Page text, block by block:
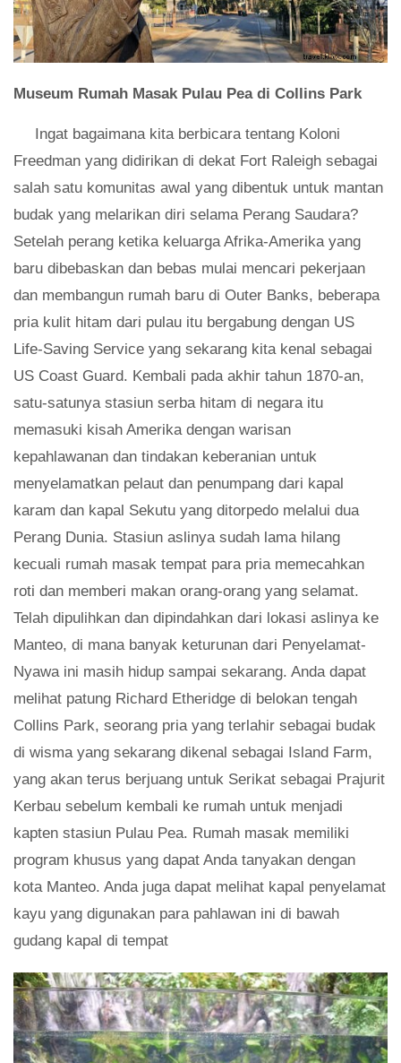
Museum Rumah Masak Pulau Pea di Collins Park
Ingat bagaimana kita berbicara tentang Koloni
Freedman yang didirikan di dekat Fort Raleigh sebagai
salah satu komunitas awal yang dibentuk untuk mantan
budak yang melarikan diri selama Perang Saudara?
Setelah perang ketika keluarga Afrika-Amerika yang
baru dibebaskan dan bebas mulai mencari pekerjaan
dan membangun rumah baru di Outer Banks, beberapa
pria kulit hitam dari pulau itu bergabung dengan US
Life-Saving Service yang sekarang kita kenal sebagai
US Coast Guard. Kembali pada akhir tahun 1870-an,
satu-satunya stasiun serba hitam di negara itu
memasuki kisah Amerika dengan warisan
kepahlawanan dan tindakan keberanian untuk
menyelamatkan pelaut dan penumpang dari kapal
karam dan kapal Sekutu yang ditorpedo melalui dua
Perang Dunia. Stasiun aslinya sudah lama hilang
kecuali rumah masak tempat para pria memecahkan
roti dan memberi makan orang-orang yang selamat.
Telah dipulihkan dan dipindahkan dari lokasi aslinya ke
Manteo, di mana banyak keturunan dari Penyelamat-
Nyawa ini masih hidup sampai sekarang. Anda dapat
melihat patung Richard Etheridge di belokan tengah
Collins Park, seorang pria yang terlahir sebagai budak
di wisma yang sekarang dikenal sebagai Island Farm,
yang akan terus berjuang untuk Serikat sebagai Prajurit
Kerbau sebelum kembali ke rumah untuk menjadi
kapten stasiun Pulau Pea. Rumah masak memiliki
program khusus yang dapat Anda tanyakan dengan
kota Manteo. Anda juga dapat melihat kapal penyelamat
kayu yang digunakan para pahlawan ini di bawah
gudang kapal di tempat